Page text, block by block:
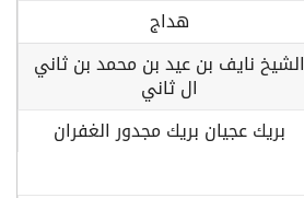
هداج
الشيخ نايف بن عيد بن محمد بن ثاني
ال ثاني
بريك عجيان بريك مجدور الغفران